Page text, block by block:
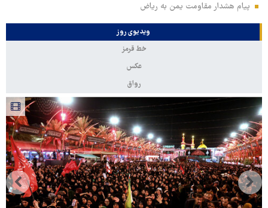
پیام هشدار مقاومت یمن به ریاض
ویدیوی روز
خط قرمز
عکس
رواق